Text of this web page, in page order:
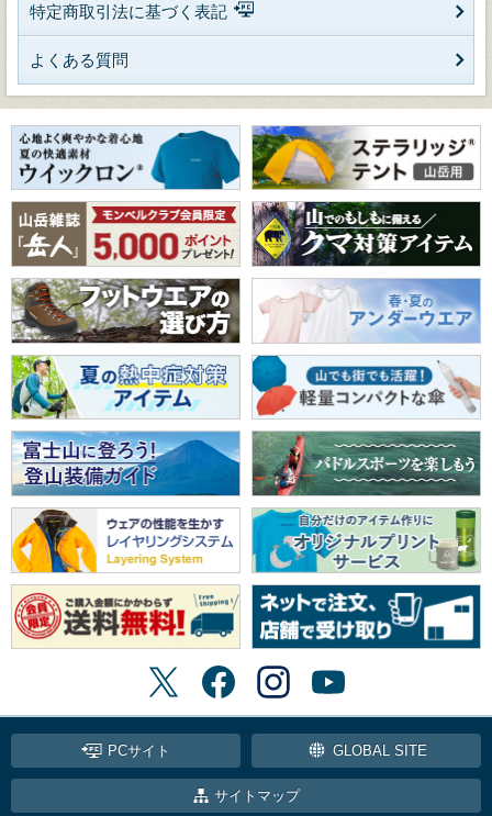
特定商取引法に基づく表記
よくある質問
PCサイト GLOBAL SITE
サイトマップ